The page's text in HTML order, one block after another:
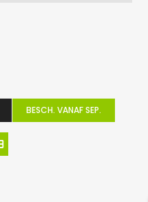
BESCH. VANAF SEP.